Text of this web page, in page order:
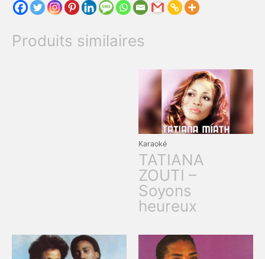
Produits similaires
Karaoké
TATIANA
ZOUTI –
Soyons
heureux